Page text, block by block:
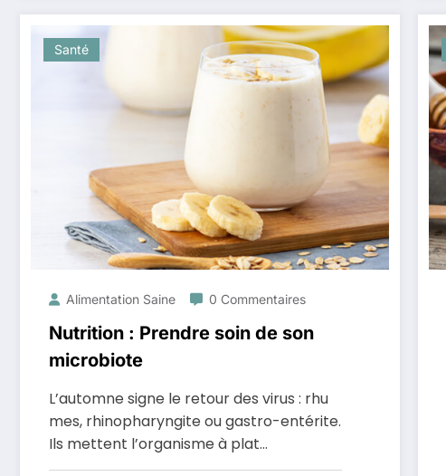
Santé
Alimentation Saine 0 Commentaires
Nutrition : Prendre soin de son
microbiote
L’automne signe le retour des virus : rhu
mes, rhinopharyngite ou gastro-entérite.
Ils mettent l’organisme à plat…